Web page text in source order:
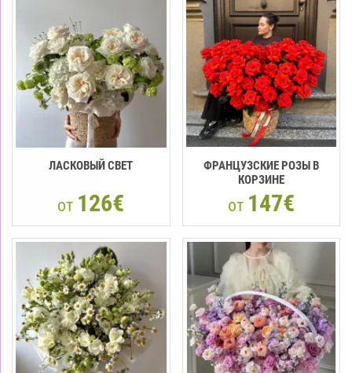
ЛАСКОВЫЙ СВЕТ
от 126€
ФРАНЦУЗСКИЕ РОЗЫ В
КОРЗИНЕ
от 147€